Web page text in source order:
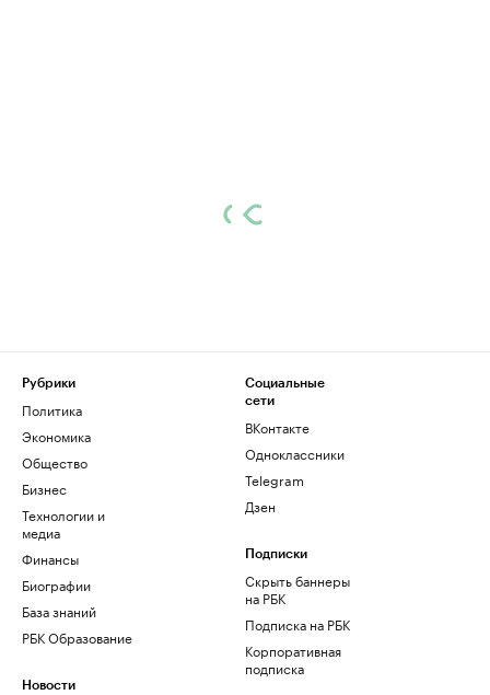
Рубрики
Политика
Экономика
Общество
Бизнес
Технологии и
медиа
Финансы
Биографии
База знаний
РБК Образование
Новости
Социальные
сети
ВКонтакте
Одноклассники
Telegram
Дзен
Подписки
Скрыть баннеры
на РБК
Подписка на РБК
Корпоративная
подписка